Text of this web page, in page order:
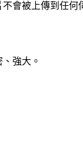
會被上傳到任何
強大。